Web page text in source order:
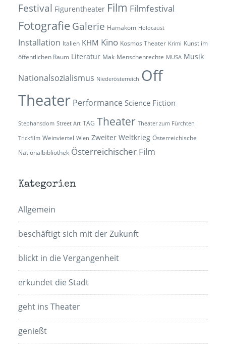
Festival Figurentheater Film Filmfestival
Fotografie Galerie Hamakom Holocaust
Installation Italien KHM Kino Kosmos Theater Krimi Kunst im
öffentlichen Raum Literatur Mak Menschenrechte MUSA Musik
Nationalsozialismus Niederösterreich Off
Theater Performance Science Fiction
Stephansdom Street Art TAG Theater Theater zum Fürchten
Trickfilm Weinviertel Wien Zweiter Weltkrieg Österreichische
Nationalbibliothek Österreichischer Film
Kategorien
Allgemein
beschäftigt sich mit der Zukunft
blickt in die Vergangenheit
erkundet die Stadt
geht ins Theater
genießt